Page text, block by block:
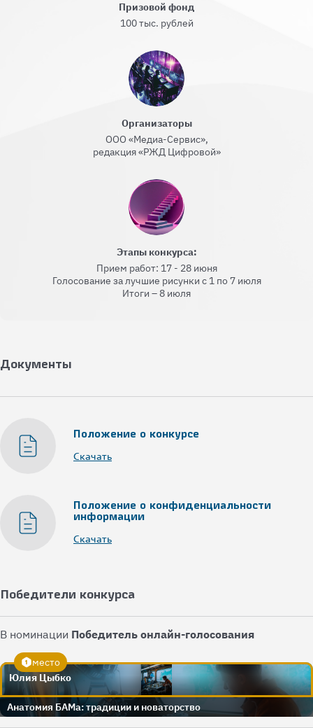
Призовой фонд
100 тыс. рублей
Организаторы
ООО «Медиа-Сервис»,
редакция «РЖД Цифровой»
Этапы конкурса:
Прием работ: 17 - 28 июня
Голосование за лучшие рисунки с 1 по 7 июля
Итоги – 8 июля
Документы
Положение о конкурсе
Скачать
Положение о конфиденциальности
информации
Скачать
Победители конкурса
В номинации Победитель онлайн-голосования
место
Юлия Цыбко
Анатомия БАМа: традиции и новаторство